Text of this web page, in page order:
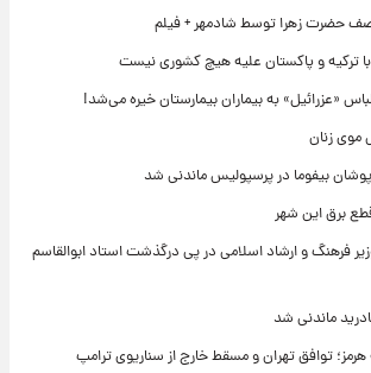
حضرت زهرا توسط شادمهر + فیلم
ترکیه و پاکستان علیه هیچ کشوری نیست
«عزرائیل» به بیماران بیمارستان خیره می‌شد!
موی زنان
بیفوما در پرسپولیس ماندنی شد
برق این شهر
فرهنگ و ارشاد اسلامی در پی درگذشت استاد ابوالقاسم
ماندنی شد
توافق تهران و مسقط خارج از سناریوی ترامپ